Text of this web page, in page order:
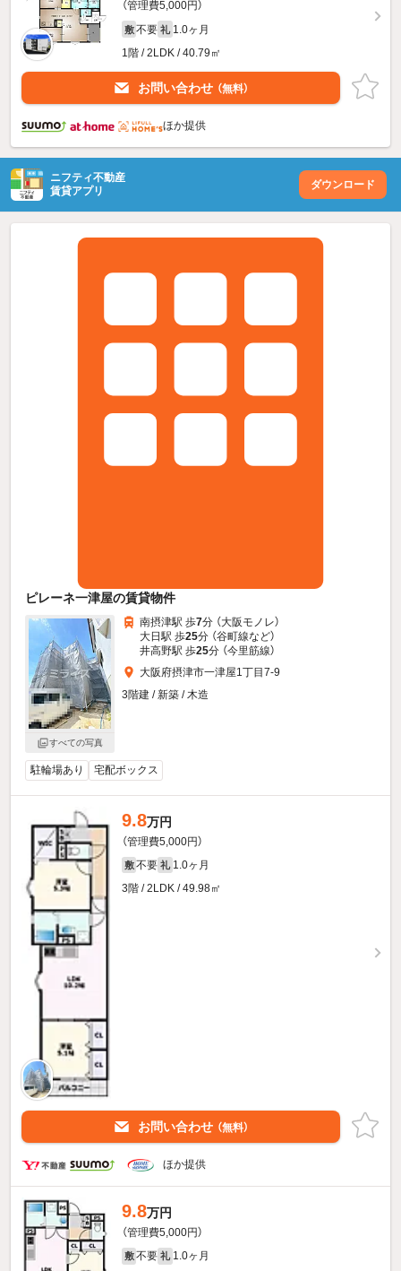
（管理費5,000円）
敷 不要 礼 1.0ヶ月
1階 / 2LDK / 40.79㎡
お問い合わせ （無料）
ほか提供
ニフティ不動産
賃貸アプリ
ダウンロード
ピレーネ一津屋の賃貸物件
すべての写真
南摂津駅 歩7分 （大阪モノレ）
大日駅 歩25分 （谷町線など）
井高野駅 歩25分 （今里筋線）
大阪府摂津市一津屋1丁目7-9
3階建 / 新築 / 木造
駐輪場あり 宅配ボックス
9.8万円
（管理費5,000円）
敷 不要 礼 1.0ヶ月
3階 / 2LDK / 49.98㎡
お問い合わせ （無料）
ほか提供
9.8万円
（管理費5,000円）
敷 不要 礼 1.0ヶ月